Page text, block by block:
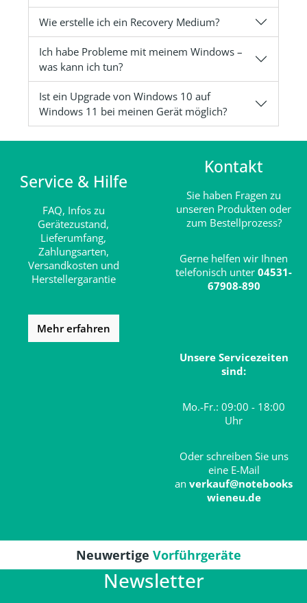
Wie erstelle ich ein Recovery Medium?
Ich habe Probleme mit meinem Windows –
was kann ich tun?
Ist ein Upgrade von Windows 10 auf
Windows 11 bei meinen Gerät möglich?
Service & Hilfe
FAQ, Infos zu
Gerätezustand,
Lieferumfang,
Zahlungsarten,
Versandkosten und
Herstellergarantie
Mehr erfahren
Kontakt
Sie haben Fragen zu
unseren Produkten oder
zum Bestellprozess?
Gerne helfen wir Ihnen
telefonisch unter 04531-
67908-890
Unsere Servicezeiten
sind:
Mo.-Fr.: 09:00 - 18:00
Uhr
Oder schreiben Sie uns
eine E-Mail
an verkauf@notebooks
wieneu.de
Neuwertige Vorführgeräte
Newsletter